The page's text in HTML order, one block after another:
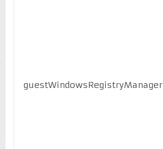
guestWindowsRegistryManager